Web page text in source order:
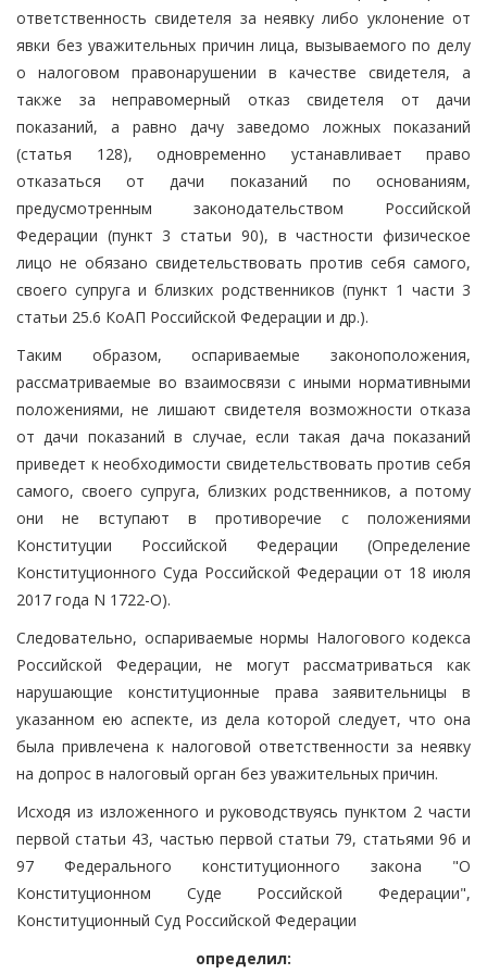
ответственность свидетеля за неявку либо уклонение от
явки без уважительных причин лица, вызываемого по делу
о налоговом правонарушении в качестве свидетеля, а
также за неправомерный отказ свидетеля от дачи
показаний, а равно дачу заведомо ложных показаний
(статья 128), одновременно устанавливает право
отказаться от дачи показаний по основаниям,
предусмотренным законодательством Российской
Федерации (пункт 3 статьи 90), в частности физическое
лицо не обязано свидетельствовать против себя самого,
своего супруга и близких родственников (пункт 1 части 3
статьи 25.6 КоАП Российской Федерации и др.).
Таким образом, оспариваемые законоположения,
рассматриваемые во взаимосвязи с иными нормативными
положениями, не лишают свидетеля возможности отказа
от дачи показаний в случае, если такая дача показаний
приведет к необходимости свидетельствовать против себя
самого, своего супруга, близких родственников, а потому
они не вступают в противоречие с положениями
Конституции Российской Федерации (Определение
Конституционного Суда Российской Федерации от 18 июля
2017 года N 1722-О).
Следовательно, оспариваемые нормы Налогового кодекса
Российской Федерации, не могут рассматриваться как
нарушающие конституционные права заявительницы в
указанном ею аспекте, из дела которой следует, что она
была привлечена к налоговой ответственности за неявку
на допрос в налоговый орган без уважительных причин.
Исходя из изложенного и руководствуясь пунктом 2 части
первой статьи 43, частью первой статьи 79, статьями 96 и
97 Федерального конституционного закона "О
Конституционном Суде Российской Федерации",
Конституционный Суд Российской Федерации
определил: